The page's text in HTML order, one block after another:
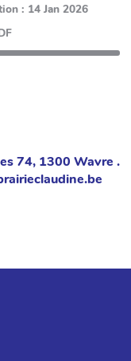
: 14 Jan 2026
74, 1300 Wavre .